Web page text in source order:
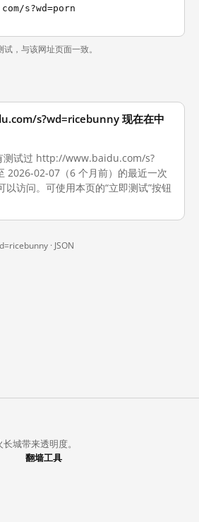
s?wd=porn
，与该网址页面一致。
s?wd=ricebunny 现在在中
测试过 http://www.baidu.com/s?
02-07（6 个月前）的最近一次
以访问。可使用本页的“立即测试”按钮
· JSON
城带来透明度。
翻墙工具